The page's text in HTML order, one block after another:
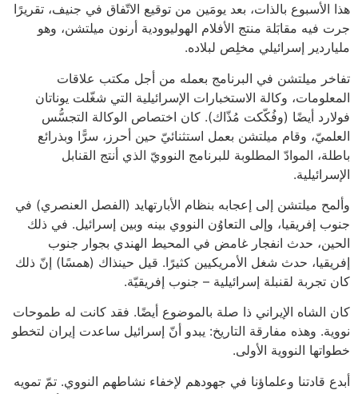
هذا الأسبوع بالذات، بعد يومَين من توقيع الاتّفاق في جنيف، تقريرًا
جرت فيه مقابَلة منتج الأفلام الهوليوودية أرنون ميلتشن، وهو
ملياردير إسرائيلي مخلِص لبلاده.
تفاخر ميلتشن في البرنامج بعمله من أجل مكتب علاقات
المعلومات، وكالة الاستخبارات الإسرائيلية التي شغّلت يوناتان
فولارد أيضًا (وفُكّكت مُذّاك). كان اختصاص الوكالة التجسُّس
العلميّ، وقام ميلتشن بعمل استثنائيّ حين أحرز، سرًّا وبذرائع
باطلة، الموادّ المطلوبة للبرنامج النوويّ الذي أنتج القنابل
الإسرائيلية.
وألمح ميلتشن إلى إعجابه بنظام الأبارتهايد (الفصل العنصري) في
جنوب إفريقيا، وإلى التعاوُن النووي بينه وبين إسرائيل. في ذلك
الحين، حدث انفجار غامض في المحيط الهندي بجوار جنوب
إفريقيا، حدث شغل الأمريكيين كثيرًا. قيل حينذاك (همسًا) إنّ ذلك
كان تجربة لقنبلة إسرائيلية – جنوب إفريقيّة.
كان الشاه الإيراني ذا صلة بالموضوع أيضًا. فقد كانت له طموحات
نووية. وهذه مفارقة التاريخ: يبدو أنّ إسرائيل ساعدت إيران لتخطو
خطواتها النووية الأولى.
أبدع قادتنا وعلماؤنا في جهودهم لإخفاء نشاطهم النووي. تمّ تمويه